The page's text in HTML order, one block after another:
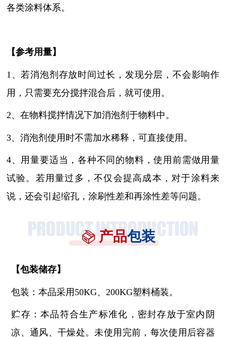
各类涂料体系。
【参考用量】
1、若消泡剂存放时间过长，发现分层，不会影响作
用，只需要充分搅拌混合后，就可使用。
2、在物料搅拌情况下加消泡剂于物料中。
3、消泡剂使用时不需加水稀释，可直接使用。
4、用量要适当，各种不同的物料，使用前需做用量
试验。若用量过多，不仅会提高成本，对于涂料来
说，还会引起缩孔，涂刷性差和再涂性差等问题。
产品包装
【包装储存】
包装：本品采用 50KG、200KG塑料桶装。
贮存：本品符合生产标准化，密封存放于室内阴
凉、通风、干燥处。未使用完前，每次使用后容器